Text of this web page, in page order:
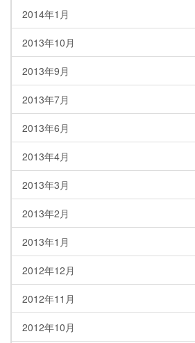
2014年1月
2013年10月
2013年9月
2013年7月
2013年6月
2013年4月
2013年3月
2013年2月
2013年1月
2012年12月
2012年11月
2012年10月